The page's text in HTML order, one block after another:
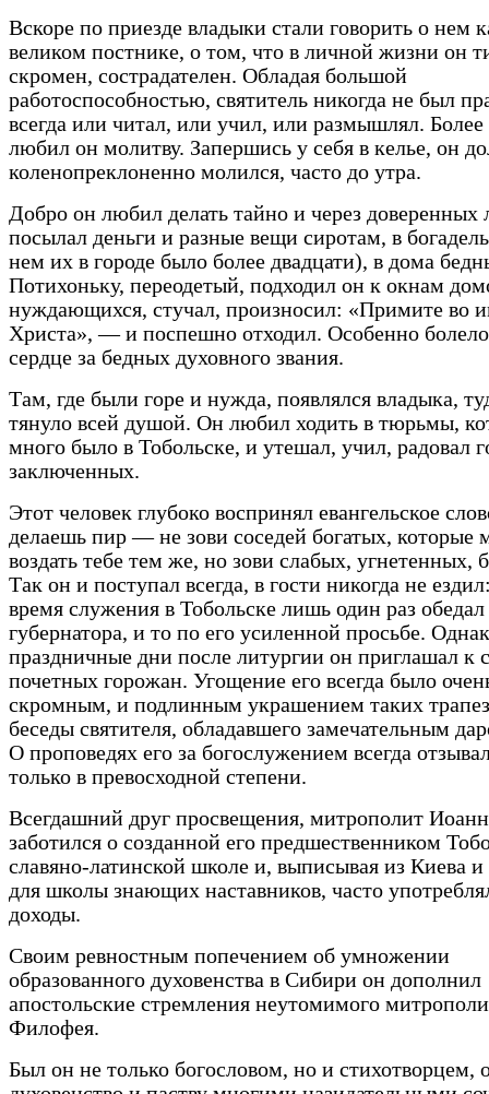
Вскоре по приезде владыки стали говорить о нем
великом постнике, о том, что в личной жизни он
скромен, сострадателен. Обладая большой
работоспособностью, святитель никогда не был
всегда или читал, или учил, или размышлял. Более
любил он молитву. Запершись у себя в келье, он
коленопреклоненно молился, часто до утра.
Добро он любил делать тайно и через доверенных
посылал деньги и разные вещи сиротам, в
нем их в городе было более двадцати), в дома
Потихоньку, переодетый, подходил он к окнам
нуждающихся, стучал, произносил: «Примите во
Христа», — и поспешно отходил. Особенно болело
сердце за бедных духовного звания.
Там, где были горе и нужда, появлялся владыка,
тянуло всей душой. Он любил ходить в тюрьмы,
много было в Тобольске, и утешал, учил, радовал
заключенных.
Этот человек глубоко воспринял евангельское
делаешь пир — не зови соседей богатых, которые
воздать тебе тем же, но зови слабых, угнетенных,
Так он и поступал всегда, в гости никогда не
время служения в Тобольске лишь один раз обедал
губернатора, и то по его усиленной просьбе.
праздничные дни после литургии он приглашал к
почетных горожан. Угощение его всегда было
скромным, и подлинным украшением таких
беседы святителя, обладавшего замечательным
О проповедях его за богослужением всегда
только в превосходной степени.
Всегдашний друг просвещения, митрополит
заботился о созданной его предшественником
славяно-латинской школе и, выписывая из Киева и
для школы знающих наставников, часто
доходы.
Своим ревностным попечением об умножении
образованного духовенства в Сибири он дополнил
апостольские стремления неутомимого
Филофея.
Был он не только богословом, но и стихотворцем,